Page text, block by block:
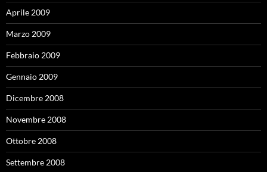
Aprile 2009
Marzo 2009
Febbraio 2009
Gennaio 2009
Dicembre 2008
Novembre 2008
Ottobre 2008
Settembre 2008